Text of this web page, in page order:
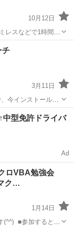
10月12日
レスなどで1時間
います。福岡市内
チ
3月11日
今インストールさ
で実現します。
中型免許ドライバ
Ad
ロVBA勉強会
ク…
1月14日
■参加すると得